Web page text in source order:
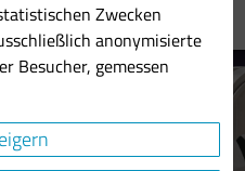
Zwecken
anonymisierte
Besucher, gemessen
motion